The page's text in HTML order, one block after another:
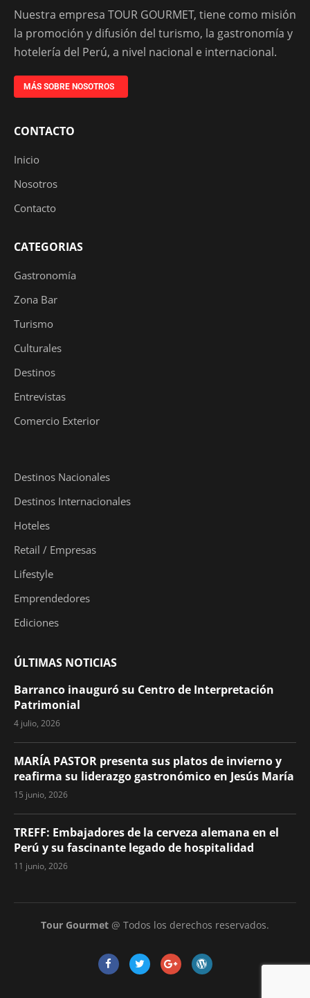
Nuestra empresa TOUR GOURMET, tiene como misión
la promoción y difusión del turismo, la gastronomía y
hotelería del Perú, a nivel nacional e internacional.
MÁS SOBRE NOSOTROS
CONTACTO
Inicio
Nosotros
Contacto
CATEGORIAS
Gastronomía
Zona Bar
Turismo
Culturales
Destinos
Entrevistas
Comercio Exterior
Destinos Nacionales
Destinos Internacionales
Hoteles
Retail / Empresas
Lifestyle
Emprendedores
Ediciones
ÚLTIMAS NOTICIAS
Barranco inauguró su Centro de Interpretación
Patrimonial
4 julio, 2026
MARÍA PASTOR presenta sus platos de invierno y
reafirma su liderazgo gastronómico en Jesús María
15 junio, 2026
TREFF: Embajadores de la cerveza alemana en el
Perú y su fascinante legado de hospitalidad
11 junio, 2026
Tour Gourmet @ Todos los derechos reservados.